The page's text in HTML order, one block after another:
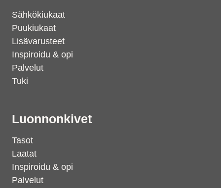
Sähkökiukaat
Puukiukaat
Lisävarusteet
Inspiroidu & opi
Palvelut
Tuki
Luonnonkivet
Tasot
Laatat
Inspiroidu & opi
Palvelut